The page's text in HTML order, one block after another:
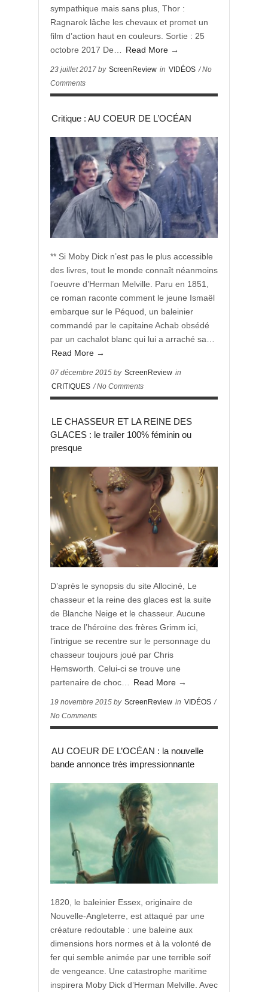
sympathique mais sans plus, Thor :
Ragnarok lâche les chevaux et promet un
film d’action haut en couleurs. Sortie : 25
octobre 2017 De…
Read More →
23 juillet 2017 by ScreenReview in VIDÉOS / No
Comments
Critique : AU COEUR DE L’OCÉAN
** Si Moby Dick n’est pas le plus accessible
des livres, tout le monde connaît néanmoins
l’oeuvre d’Herman Melville. Paru en 1851,
ce roman raconte comment le jeune Ismaël
embarque sur le Péquod, un baleinier
commandé par le capitaine Achab obsédé
par un cachalot blanc qui lui a arraché sa…
Read More →
07 décembre 2015 by ScreenReview in
CRITIQUES / No Comments
LE CHASSEUR ET LA REINE DES
GLACES : le trailer 100% féminin ou
presque
D’après le synopsis du site Allociné, Le
chasseur et la reine des glaces est la suite
de Blanche Neige et le chasseur. Aucune
trace de l’héroïne des frères Grimm ici,
l’intrigue se recentre sur le personnage du
chasseur toujours joué par Chris
Hemsworth. Celui-ci se trouve une
partenaire de choc…
Read More →
19 novembre 2015 by ScreenReview in VIDÉOS /
No Comments
AU COEUR DE L’OCÉAN : la nouvelle
bande annonce très impressionnante
1820, le baleinier Essex, originaire de
Nouvelle-Angleterre, est attaqué par une
créature redoutable : une baleine aux
dimensions hors normes et à la volonté de
fer qui semble animée par une terrible soif
de vengeance. Une catastrophe maritime
inspirera Moby Dick d’Herman Melville. Avec